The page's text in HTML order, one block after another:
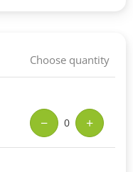
Choose quantity
− 0 +